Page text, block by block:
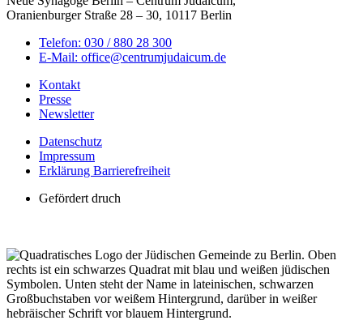
Oranienburger Straße 28 – 30, 10117 Berlin
Telefon: 030 / 880 28 300
E-Mail: office@centrumjudaicum.de
Kontakt
Presse
Newsletter
Datenschutz
Impressum
Erklärung Barrierefreiheit
Gefördert druch